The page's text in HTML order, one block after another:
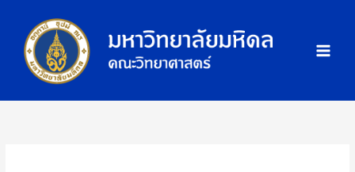
content